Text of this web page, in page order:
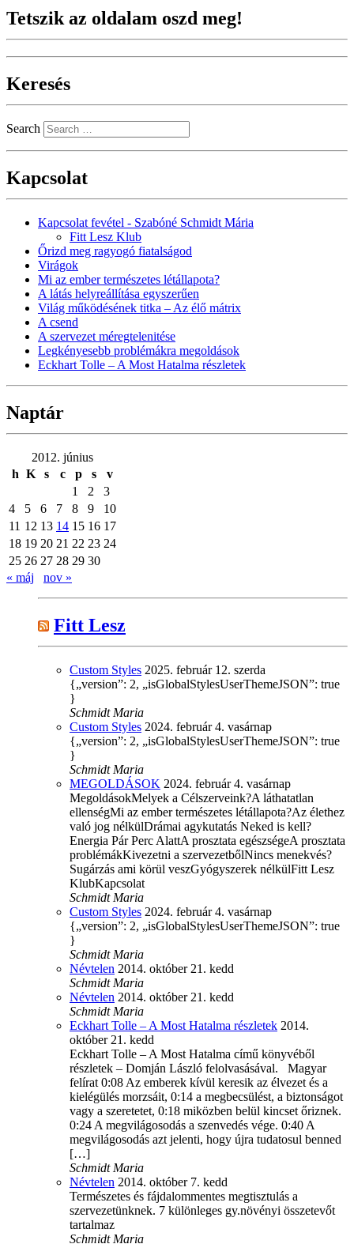
Tetszik az oldalam oszd meg!
Keresés
Search
Kapcsolat
Kapcsolat fevétel - Szabóné Schmidt Mária
Fitt Lesz Klub
Őrizd meg ragyogó fiatalságod
Virágok
Mi az ember természetes létállapota?
A látás helyreállítása egyszerűen
Világ működésének titka – Az élő mátrix
A csend
A szervezet méregtelenitése
Legkényesebb problémákra megoldások
Eckhart Tolle – A Most Hatalma részletek
Naptár
2012. június
h K s c p s
v
1
2
3
4
5 6 7 8 9
10
11 12 13 14 15 16 17
18 19 20 21 22 23 24
25 26 27 28 29 30
« máj
nov »
Fitt Lesz
Custom Styles 2025. február 12. szerda
{„version”: 2, „isGlobalStylesUserThemeJSON”: true
}
Schmidt Maria
Custom Styles 2024. február 4. vasárnap
{„version”: 2, „isGlobalStylesUserThemeJSON”: true
}
Schmidt Maria
MEGOLDÁSOK 2024. február 4. vasárnap
MegoldásokMelyek a Célszerveink?A láthatatlan
ellenségMi az ember természetes létállapota?Az élethez
való jog nélkülDrámai agykutatás Neked is kell?
Energia Pár Perc AlattA prosztata egészségeA prosztata
problémákKivezetni a szervezetbőlNincs menekvés?
Sugárzás ami körül veszGyógyszerek nélkülFitt Lesz
KlubKapcsolat
Schmidt Maria
Custom Styles 2024. február 4. vasárnap
{„version”: 2, „isGlobalStylesUserThemeJSON”: true
}
Schmidt Maria
Névtelen 2014. október 21. kedd
Schmidt Maria
Névtelen 2014. október 21. kedd
Schmidt Maria
Eckhart Tolle – A Most Hatalma részletek 2014.
október 21. kedd
Eckhart Tolle – A Most Hatalma című könyvéből
részletek – Domján László felolvasásával. Magyar
felírat 0:08 Az emberek kívül keresik az élvezet és a
kielégülés morzsáit, 0:14 a megbecsülést, a biztonságot
vagy a szeretetet, 0:18 miközben belül kincset őriznek.
0:24 A megvilágosodás a szenvedés vége. 0:40 A
megvilágosodás azt jelenti, hogy újra tudatosul benned
[…]
Schmidt Maria
Névtelen 2014. október 7. kedd
Természetes és fájdalommentes megtisztulás a
szervezetünknek. 7 különleges gy.növényi összetevőt
tartalmaz
Schmidt Maria